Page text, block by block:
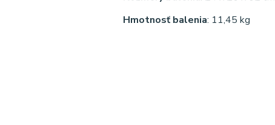
Hmotnosť balenia: 11,45 kg